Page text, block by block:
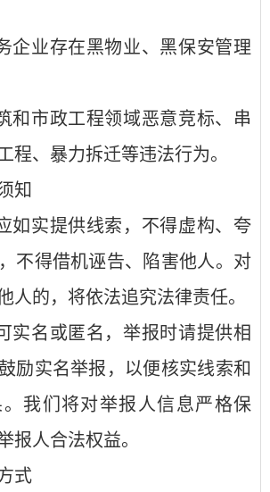
企业存在黑物业、黑保安管理
和市政工程领域恶意竞标、串
程、暴力拆迁等违法行为。
知
如实提供线索，不得虚构、夸
不得借机诬告、陷害他人。对
人的，将依法追究法律责任。
实名或匿名，举报时请提供相
励实名举报，以便核实线索和
我们将对举报人信息严格保
报人合法权益。
式